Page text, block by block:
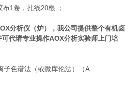
布1卷，扎线20根 ；
分析仪（炉），我公司提供整个有机卤
代请专业操作AOX分析实验师上门培
子色谱法（或微库伦法）（A